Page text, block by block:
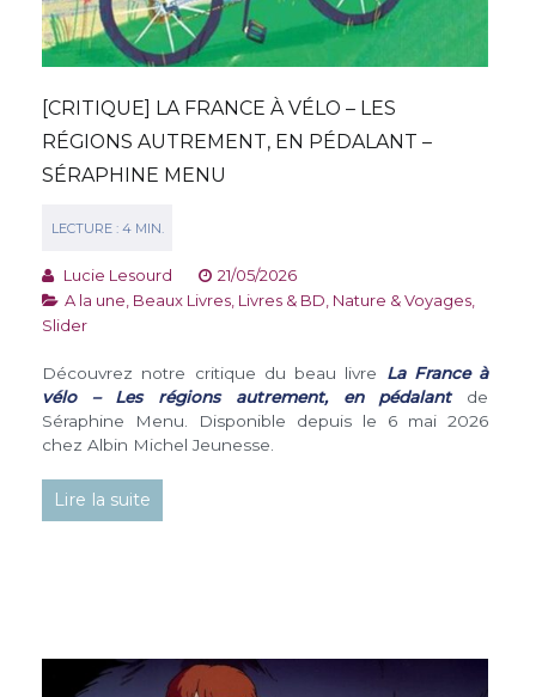
[CRITIQUE] LA FRANCE À VÉLO – LES
RÉGIONS AUTREMENT, EN PÉDALANT –
SÉRAPHINE MENU
Lucie Lesourd
21/05/2026
A la une Beaux Livres Livres & BD Nature & Voyages
Slider
Découvrez notre critique du beau livre La France à
vélo – Les régions autrement, en pédalantde
Séraphine Menu. Disponible depuis le 6 mai 2026
chez Albin Michel Jeunesse.
Lire la suite